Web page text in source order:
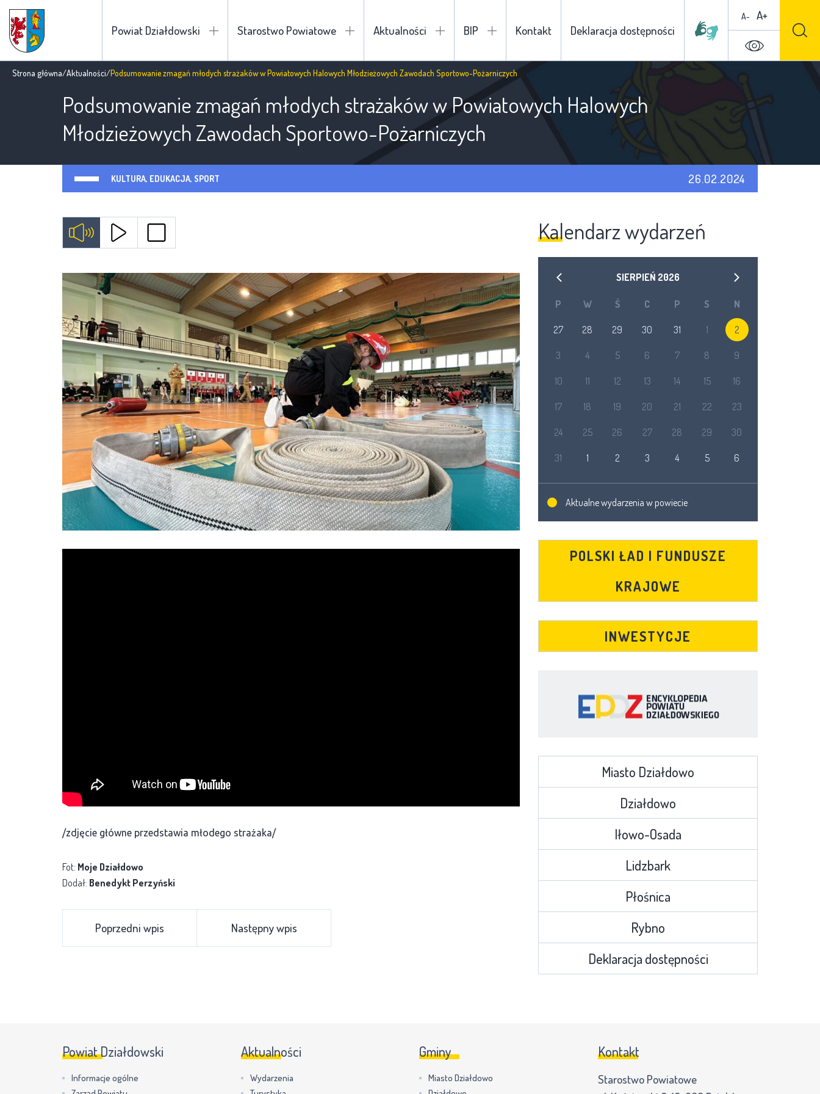
Powiat Działdowski Starostwo Powiatowe Aktualności BIP Kontakt Deklaracja dostępności
A- A+
Strona główna/Aktualności/Podsumowanie zmagań młodych strażaków w Powiatowych Halowych Młodzieżowych Zawodach Sportowo-Pożarniczych
Podsumowanie zmagań młodych strażaków w Powiatowych Halowych
Młodzieżowych Zawodach Sportowo-Pożarniczych
KULTURA, EDUKACJA, SPORT 26.02.2024
/zdjęcie główne przedstawia młodego strażaka/
Fot: Moje Działdowo
Dodał: Benedykt Perzyński
Poprzedni wpis Następny wpis
Kalendarz wydarzeń
SIERPIEŃ 2026
P W Ś C P S N
27 28 29 30 31 1 2
3 4 5 6 7 8 9
10 11 12 13 14 15 16
17 18 19 20 21 22 23
24 25 26 27 28 29 30
31 1 2 3 4 5 6
Aktualne wydarzenia w powiecie
POLSKI ŁAD I FUNDUSZE
KRAJOWE
INWESTYCJE
Miasto Działdowo
Działdowo
Iłowo-Osada
Lidzbark
Płośnica
Rybno
Deklaracja dostępności
Powiat Działdowski
Informacje ogólne
Aktualności
Wydarzenia
Gminy
Miasto Działdowo
Kontakt
Starostwo Powiatowe